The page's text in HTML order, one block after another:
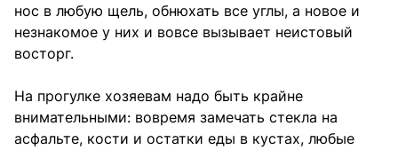
нос в любую щель, обнюхать все углы, а новое и
незнакомое у них и вовсе вызывает неистовый
восторг.
На прогулке хозяевам надо быть крайне
внимательными: вовремя замечать стекла на
асфальте, кости и остатки еды в кустах, любые